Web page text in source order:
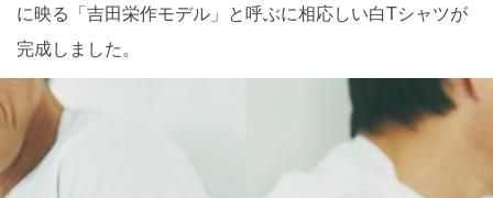
に映る「吉田栄作モデル」と呼ぶに相応しい白Tシャツが
完成しました。